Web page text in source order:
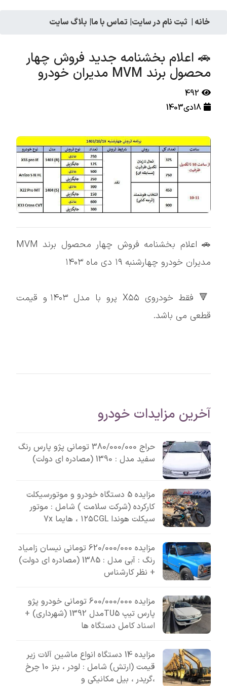
خانه | ثبت نام در سایت| تماس با ما| بلاگ سایت
🚗 اعلام بخشنامه جدید فروش چهار
محصول برند MVM مدیران خودرو
492
18دی1403
🚗 اعلام بخشنامه فروش چهار محصول برند MVM
مدیران خودرو چهارشنبه ۱۹ دی ماه ۱۴۰۳
🔻 فقط خودروی X۵۵ پرو با مدل ۱۴۰۳ و قیمت
قطعی می باشد.
آخرین مزایدات خودرو
حراج 380/000/000 تومانی پژو پارس رنگ
سفید مدل : 1390 (مصادره ای دولت)
مزایده 5 دستگاه خودرو و موتورسیکلت
کارکرده (شرکت سلامت ) شامل : موتور
سیکلت هوندا ۱۲۵CGL ، هایما 7x
مزایده 620/000/000 تومانی نیسان زامیاد
رنگ : آبی مدل : 1385 (مصادره ای دولت)
+ نظر کارشناس
مزایده 600/000/000 تومانی خودرو پژو
پارس تیپ TU5مدل 1392 (شهرداری) +
اسناد کامل دستگاه ها
مزایده 14 دستگاه انواع ماشین آلات زیر
قیمت (ارتش) شامل : لودر ، بنز 10 چرخ
،گریدر ، بیل مکانیکی و